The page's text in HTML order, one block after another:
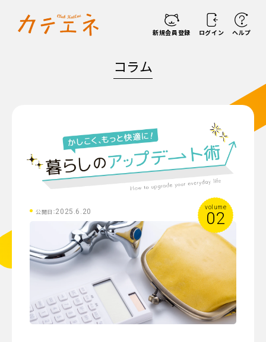
新規会員登録 ログイン ヘルプ
コラム
公開日：2025.6.20
volume
02